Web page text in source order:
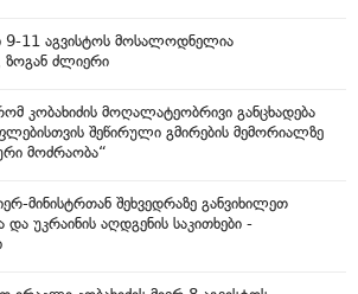
9-11 აგვისტოს მოსალოდნელია
ზოგან ძლიერი
კობახიძის მოღალატეობრივი განცხადება
შეწირული გმირების მემორიალზე
მოძრაობა“
მინისტრთან შეხვედრაზე განვიხილეთ
და უკრაინის აღდგენის საკითხები -